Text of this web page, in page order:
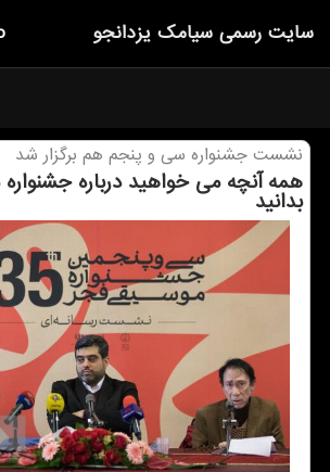
سایت رسمی سیامك یزدانجو
نشست جشنواره سی و پنجم هم برگزار شد
همه آنچه می خواهید درباره
بدانید